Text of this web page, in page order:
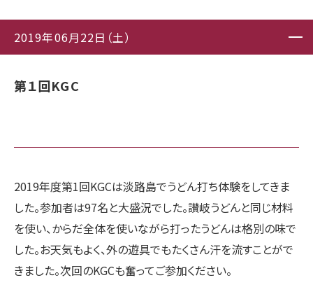
2019年06月22日（土）
第１回KGC
2019年度第1回KGCは淡路島でうどん打ち体験をしてきま
した。参加者は97名と大盛況でした。讃岐うどんと同じ材料
を使い、からだ全体を使いながら打ったうどんは格別の味で
した。お天気もよく、外の遊具でもたくさん汗を流すことがで
きました。次回のKGCも奮ってご参加ください。